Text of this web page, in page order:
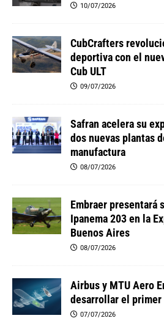
10/07/2026
CubCrafters
deportiva con el
Cub ULT
09/07/2026
Safran acelera su
dos nuevas plantas
manufactura
08/07/2026
Embraer presentará
Ipanema 203 en la
Buenos Aires
08/07/2026
Airbus y MTU Aero
desarrollar el
07/07/2026